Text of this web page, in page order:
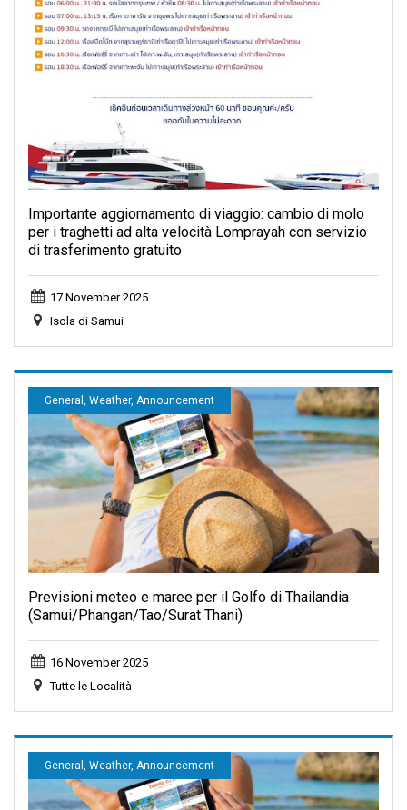
Importante aggiornamento di viaggio: cambio di molo
per i traghetti ad alta velocità Lomprayah con servizio
di trasferimento gratuito
17 November 2025
Isola di Samui
General, Weather, Announcement
Previsioni meteo e maree per il Golfo di Thailandia
(Samui/Phangan/Tao/Surat Thani)
16 November 2025
Tutte le Località
General, Weather, Announcement